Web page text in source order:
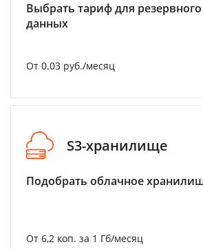
Выбрать тариф для
данных
От 0.03 руб./месяц
S3-хранилище
Подобрать облачное
От 6,2 коп. за 1 Гб/месяц